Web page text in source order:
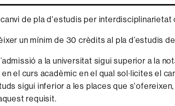
de pla d'estudis per interdisciplinarietat
un mínim de 30 crèdits al pla d’estudis
a la universitat sigui superior a la
el curs acadèmic en el qual sol·licites el
sigui inferior a les places que
requisit.